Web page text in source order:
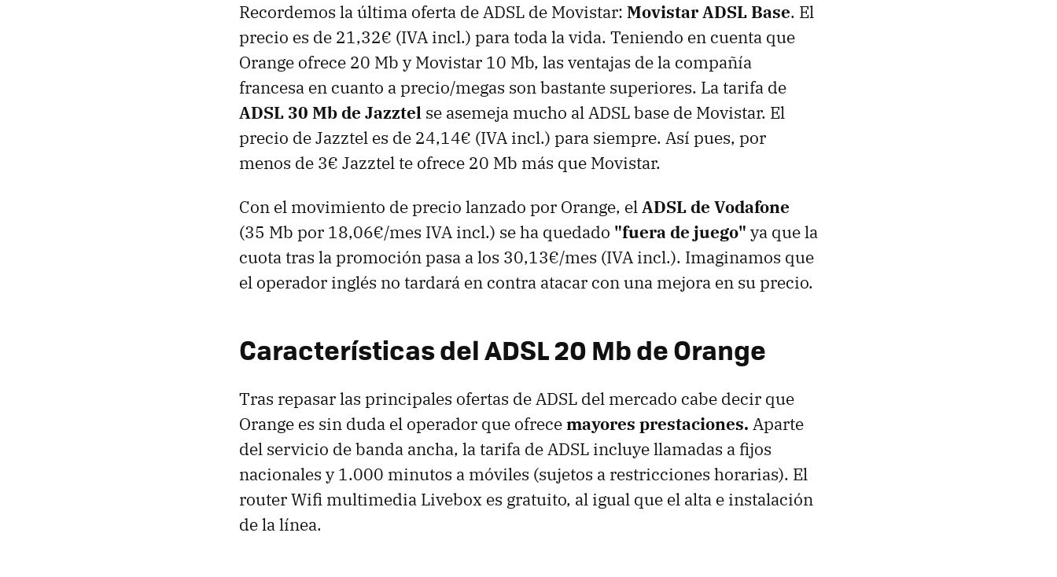
Recordemos la última oferta de ADSL de Movistar: Movistar ADSL Base. El
precio es de 21,32€ (IVA incl.) para toda la vida. Teniendo en cuenta que
Orange ofrece 20 Mb y Movistar 10 Mb, las ventajas de la compañía
francesa en cuanto a precio/megas son bastante superiores. La tarifa de
ADSL 30 Mb de Jazztel se asemeja mucho al ADSL base de Movistar. El
precio de Jazztel es de 24,14€ (IVA incl.) para siempre. Así pues, por
menos de 3€ Jazztel te ofrece 20 Mb más que Movistar.
Con el movimiento de precio lanzado por Orange, elADSL de Vodafone
(35 Mb por 18,06€/mes IVA incl.) se ha quedado "fuera de juego" ya que la
cuota tras la promoción pasa a los 30,13€/mes (IVA incl.). Imaginamos que
el operador inglés no tardará en contra atacar con una mejora en su precio.
Características del ADSL 20 Mb de Orange
Tras repasar las principales ofertas de ADSL del mercado cabe decir que
Orange es sin duda el operador que ofrecemayores prestaciones. Aparte
del servicio de banda ancha, la tarifa de ADSL incluye llamadas a fijos
nacionales y 1.000 minutos a móviles (sujetos a restricciones horarias). El
router Wifi multimedia Livebox es gratuito, al igual que el alta e instalación
de la línea.